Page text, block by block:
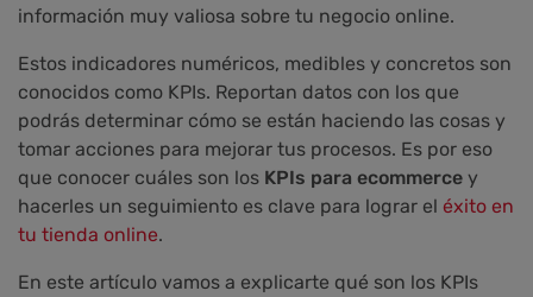
información muy valiosa sobre tu negocio online.
Estos indicadores numéricos, medibles y concretos son
conocidos como KPIs. Reportan datos con los que
podrás determinar cómo se están haciendo las cosas y
tomar acciones para mejorar tus procesos. Es por eso
que conocer cuáles son los KPIs para ecommerce y
hacerles un seguimiento es clave para lograr el éxito en
tu tienda online.
En este artículo vamos a explicarte qué son los KPIs